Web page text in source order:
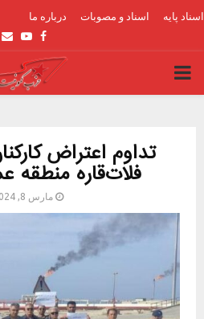
اسناد پایه اسناد و مصوبات درباره ما
Facebook
PRIMARY
تداوم اعتراض
فلات‌قاره منطقه
مارس 8, 2024